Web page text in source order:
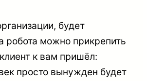
будет
робота можно прикрепить
к вам пришёл:
просто вынужден будет